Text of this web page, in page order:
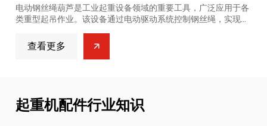
域的重要工具，广泛应用于各
驱动系统控制钢丝绳，实现负
优势在于承载能力更强、耐
抗拉强度和耐磨性，能够胜
在当今快节奏的工业时代，效率与
心目标。事实证明，钢丝绳提升系
起重机配件行业知识